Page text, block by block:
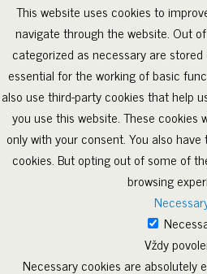
This website uses cookies to
navigate through the website. Out
categorized as necessary are
essential for the working of basic
also use third-party cookies that help
you use this website. These cookies
only with your consent. You also
cookies. But opting out of some of
browsing
Vždy
Necessary cookies are absolutely